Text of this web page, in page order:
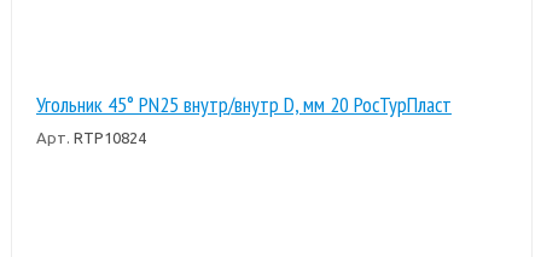
Угольник 45° PN25 внутр/внутр D, мм 20 РосТурПласт
Арт. RTP10824